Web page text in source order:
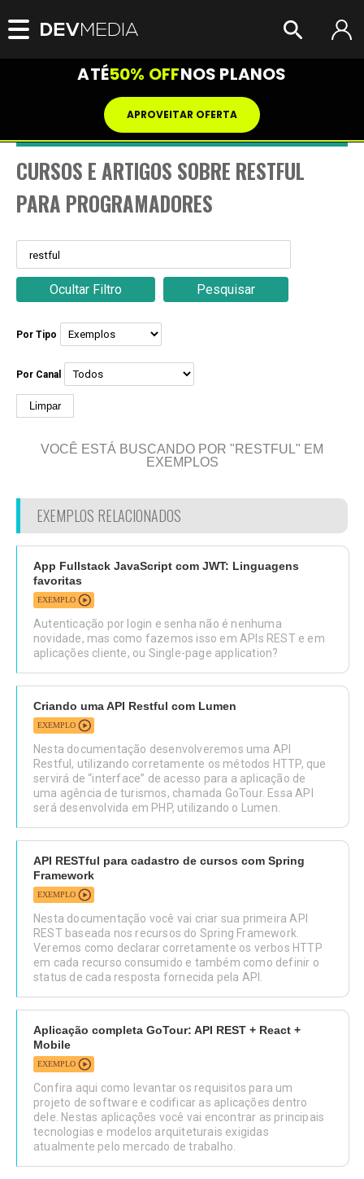
ATÉ50% OFFNOS PLANOS
APROVEITAR OFERTA
CURSOS E ARTIGOS SOBRE RESTFUL
PARA PROGRAMADORES
Pesquisar
Ocultar Filtro
Por Tipo
Por Canal
Limpar
VOCÊ ESTÁ BUSCANDO POR "RESTFUL" EM
EXEMPLOS
EXEMPLOS RELACIONADOS
App Fullstack JavaScript com JWT: Linguagens
favoritas
EXEMPLO
Autenticação por login e senha não é nenhuma
novidade, mas como fazemos isso em APIs REST e em
aplicações cliente, ou Single-page application?
Criando uma API Restful com Lumen
EXEMPLO
Nesta documentação desenvolveremos uma API
Restful, utilizando corretamente os métodos HTTP, que
servirá de “interface” de acesso para a aplicação de
uma agência de turismos, chamada GoTour. Essa API
será desenvolvida em PHP, utilizando o Lumen.
API RESTful para cadastro de cursos com Spring
Framework
EXEMPLO
Nesta documentação você vai criar sua primeira API
REST baseada nos recursos do Spring Framework.
Veremos como declarar corretamente os verbos HTTP
em cada recurso consumido e também como definir o
status de cada resposta fornecida pela API.
Aplicação completa GoTour: API REST + React +
Mobile
EXEMPLO
Confira aqui como levantar os requisitos para um
projeto de software e codificar as aplicações dentro
dele. Nestas aplicações você vai encontrar as principais
tecnologias e modelos arquiteturais exigidas
atualmente pelo mercado de trabalho.